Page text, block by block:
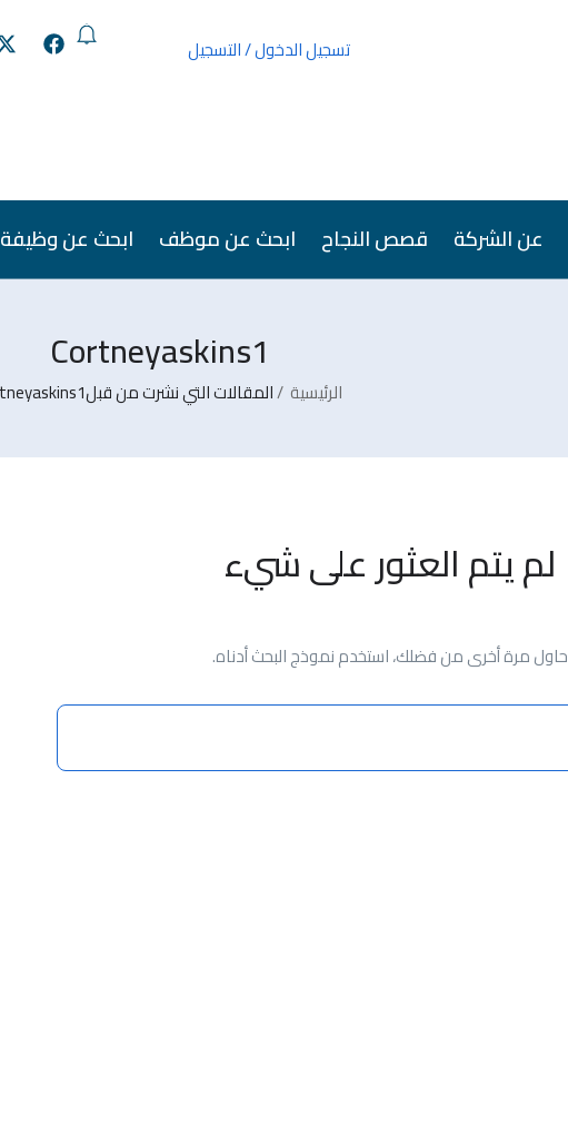
تسجيل الدخول/التسجيل
عن الشركة قصص النجاح ابحث عن موظف ابحث عن وظيفة
Cortneyaskins1
الرئيسية المقالات التي نشرت من قبلcortneyaskins1
لم يتم العثور على شيء
حاول مرة أخرى من فضلك، استخدم نموذج البحث أدناه.